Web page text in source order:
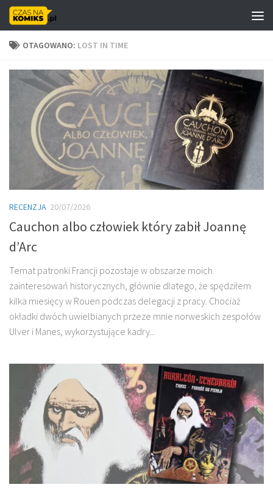
Skip to content
OTAGOWANO: LOST IN TIME
RECENZJA 20/07/2026
Cauchon albo człowiek który zabił Joannę
d’Arc
Temat patronki Francji pozostaje w obszarze moich
zainteresowań historycznych, głównie dlatego, że spędziłem
kilka miesięcy w Rouen podczas delegacji z pracy. Chociaż
okładki dwóch uwielbianych przeze mnie norweskich zespołów
Ulver i Manes, wykorzystujące kadry...